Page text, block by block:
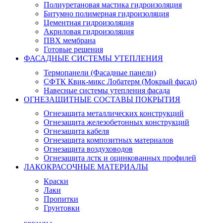
Полиуретановая мастика гидроизоляция
Битумно полимерная гидроизоляция
Цементная гидроизоляция
Акриловая гидроизоляция
ПВХ мембрана
Готовые решения
ФАСАДНЫЕ СИСТЕМЫ УТЕПЛЕНИЯ
Термопанели (Фасадные панели)
СФТК Квик-микс Лобатерм (Мокрый фасад)
Навесные системы утепления фасада
ОГНЕЗАЩИТНЫЕ СОСТАВЫ ПОКРЫТИЯ
Огнезащита металлических конструкций
Огнезащита железобетонных конструкций
Огнезащита кабеля
Огнезащита композитных материалов
Огнезащита воздуховодов
Огнезащита лстк и оцинкованных профилей
ЛАКОКРАСОЧНЫЕ МАТЕРИАЛЫ
Краски
Лаки
Пропитки
Грунтовки